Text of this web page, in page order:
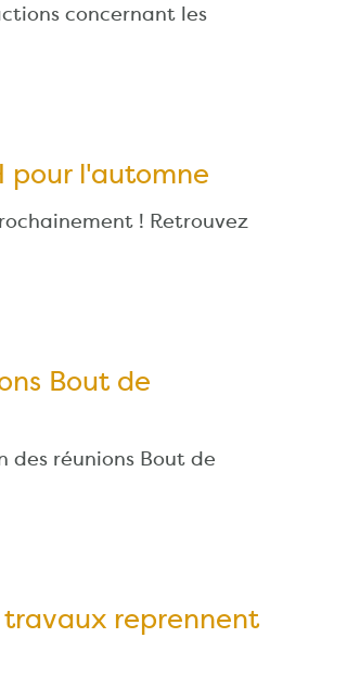
concernant les
pour l'automne
! Retrouvez
Bout de
des réunions Bout de
travaux reprennent